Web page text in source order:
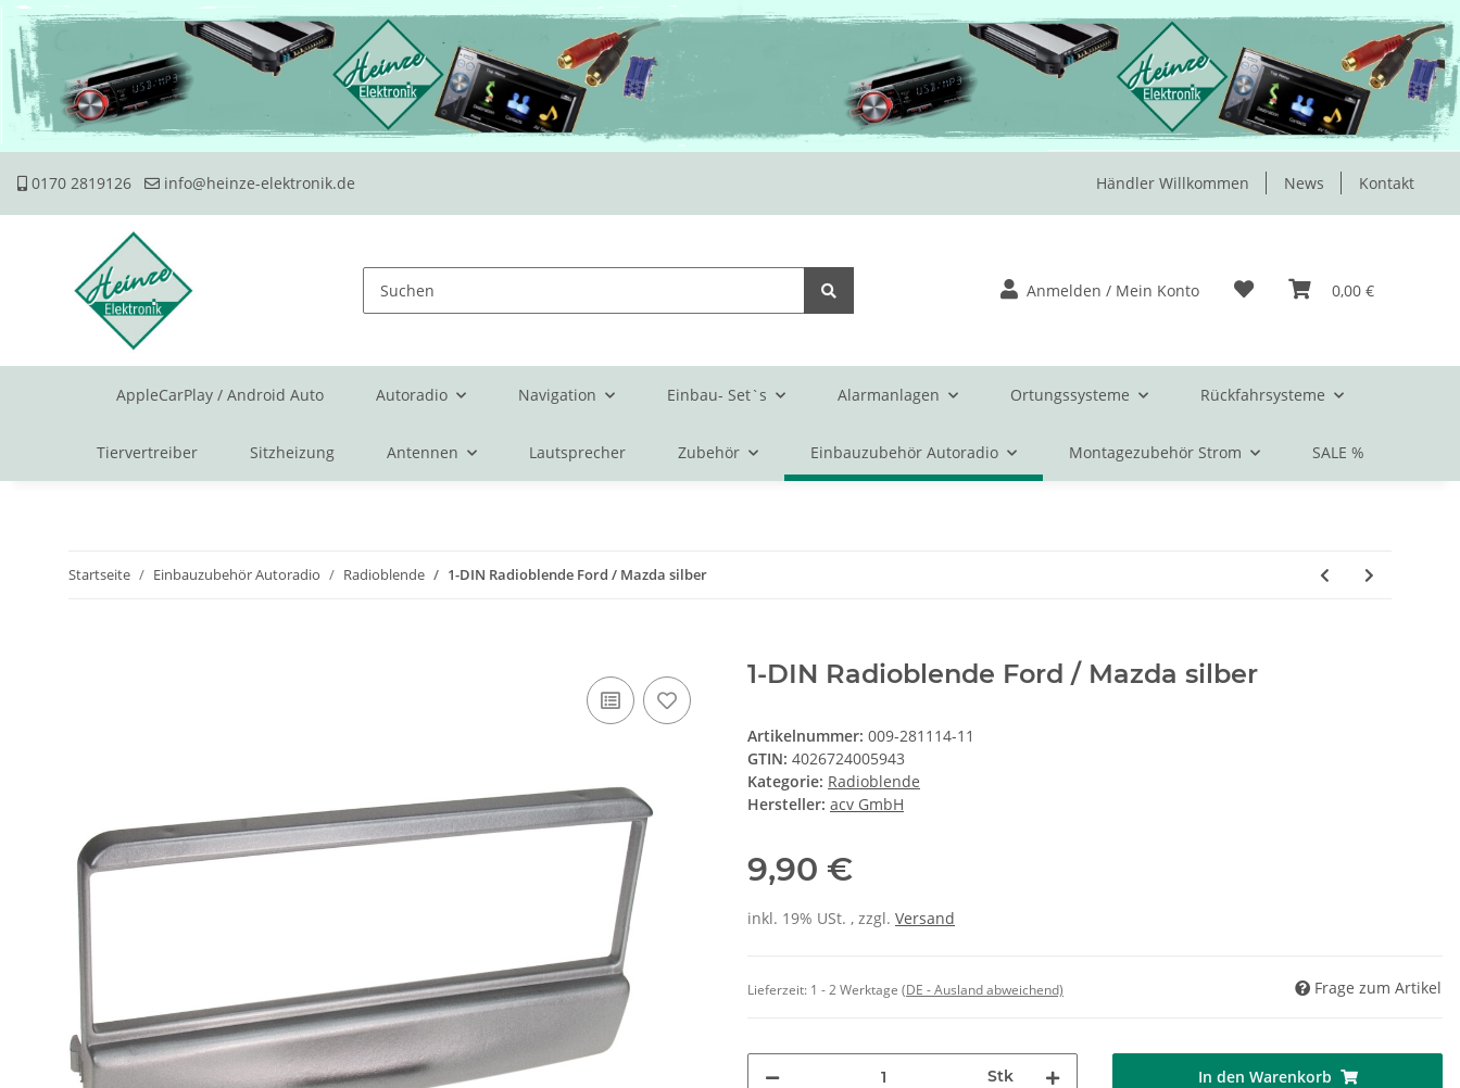
0170 2819126 info@heinze-elektronik.de Händler Willkommen News Kontakt
Anmelden / Mein Konto 0,00 €
AppleCarPlay / Android Auto Autoradio Navigation Einbau- Set`s Alarmanlagen Ortungssysteme Rückfahrsysteme
Tiervertreiber Sitzheizung Antennen Lautsprecher Zubehör Einbauzubehör Autoradio Montagezubehör Strom SALE %
Startseite Einbauzubehör Autoradio Radioblende 1-DIN Radioblende Ford / Mazda silber
1-DIN Radioblende Ford / Mazda silber
Artikelnummer: 009-281114-11
GTIN: 4026724005943
Kategorie: Radioblende
Hersteller: acv GmbH
9,90 €
inkl. 19% USt. , zzgl. Versand
Lieferzeit: 1 - 2 Werktage (DE - Ausland abweichend) Frage zum Artikel
Stk In den Warenkorb